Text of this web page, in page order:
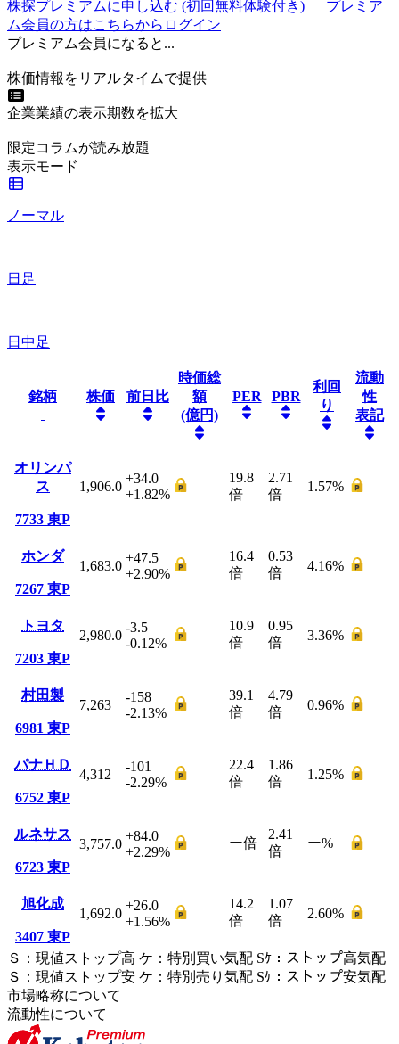
株探プレミアムに申し込む (初回無料体験付き)
プレミア
ム会員の方はこちらからログイン
プレミアム会員になると...
株価情報をリアルタイムで提供
企業業績の表示期数を拡大
限定コラムが読み放題
表示モード
ノーマル
日足
日中足
銘柄 株価 前日比
時価総
額
(億円)
PER PBR
利回
り
流動
性
表記
オリンパ
ス
7733 東P
1,906.0
+34.0
+1.82%
19.8
倍
2.71
倍
1.57%
ホンダ
7267 東P
1,683.0
+47.5
+2.90%
16.4
倍
0.53
倍
4.16%
トヨタ
7203 東P
2,980.0
-3.5
-0.12%
10.9
倍
0.95
倍
3.36%
村田製
6981 東P
7,263
-158
-2.13%
39.1
倍
4.79
倍
0.96%
パナＨＤ
6752 東P
4,312
-101
-2.29%
22.4
倍
1.86
倍
1.25%
ルネサス
6723 東P
3,757.0
+84.0
+2.29%
ー倍
2.41
倍
ー%
旭化成
3407 東P
1,692.0
+26.0
+1.56%
14.2
倍
1.07
倍
2.60%
Ｓ ： 現値ストップ高 ケ ： 特別買い気配 Sｹ ： ストップ高気配
Ｓ ： 現値ストップ安 ケ ： 特別売 り 気配 Sｹ ： ストップ安気配
市場略称について
流動性について